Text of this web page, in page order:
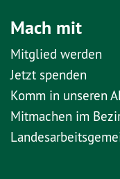
Mach mit
Mitglied werden
Jetzt spenden
Komm in unseren
Mitmachen im